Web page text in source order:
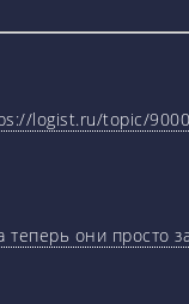
logist.ru/topic/
они просто